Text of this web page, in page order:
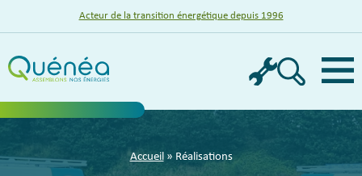
Acteur de la transition énergétique depuis 1996
Accueil» Réalisations